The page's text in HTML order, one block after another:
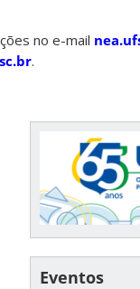
no e-mail
.
Eventos